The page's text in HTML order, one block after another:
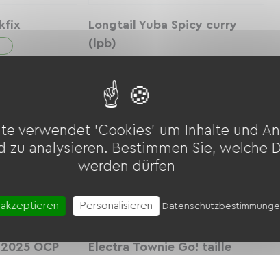
Longtail Yuba Spicy curry
(lpb)
OCP
Electra Townie Go! taille
verwendet 'Cookies' um Inhalte und
zu analysieren. Bestimmen Sie, welche
werden dürfen
Personalisieren